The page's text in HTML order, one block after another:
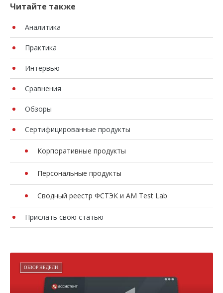
Читайте также
Аналитика
Практика
Интервью
Сравнения
Обзоры
Сертифицированные продукты
Корпоративные продукты
Персональные продукты
Сводный реестр ФСТЭК и AM Test Lab
Прислать свою статью
ОБЗОР НЕДЕЛИ